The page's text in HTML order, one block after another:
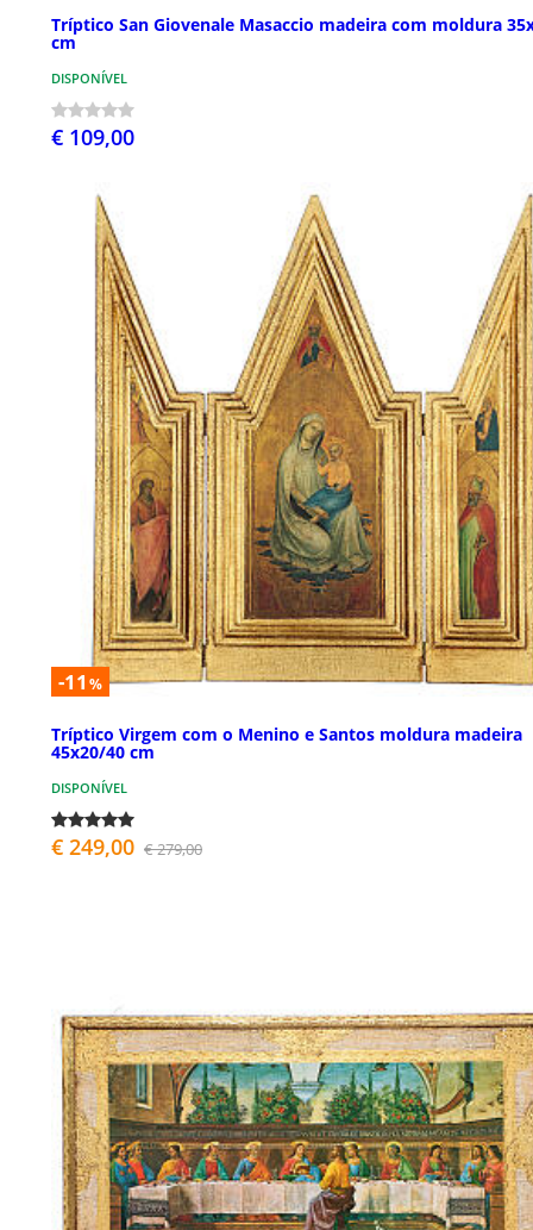
Tríptico San Giovenale Masaccio madeira com moldura
cm
DISPONÍVEL
€ 109,00
-11 %
Tríptico Virgem com o Menino e Santos moldura madeira
45x20/40 cm
DISPONÍVEL
€ 249,00 € 279,00